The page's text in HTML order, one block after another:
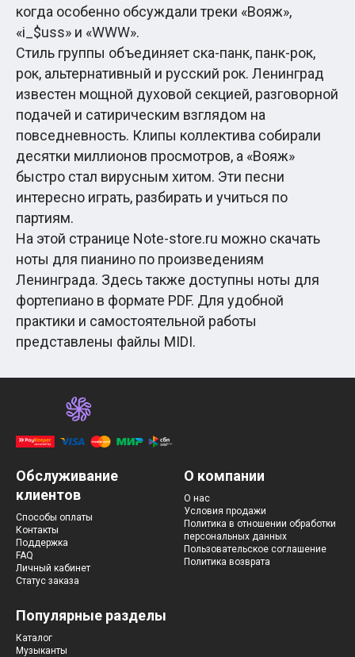
когда особенно обсуждали треки «Вояж»,
«i_$uss» и «WWW».
Стиль группы объединяет ска-панк, панк-рок,
рок, альтернативный и русский рок. Ленинград
известен мощной духовой секцией, разговорной
подачей и сатирическим взглядом на
повседневность. Клипы коллектива собирали
десятки миллионов просмотров, а «Вояж»
быстро стал вирусным хитом. Эти песни
интересно играть, разбирать и учиться по
партиям.
На этой странице Note-store.ru можно скачать
ноты для пианино по произведениям
Ленинграда. Здесь также доступны ноты для
фортепиано в формате PDF. Для удобной
практики и самостоятельной работы
представлены файлы MIDI.
Обслуживание
клиентов
Способы оплаты
Контакты
Поддержка
FAQ
Личный кабинет
Статус заказа
Популярные разделы
Каталог
Музыканты
О компании
О нас
Условия продажи
Политика в отношении обработки
персональных данных
Пользовательское соглашение
Политика возврата